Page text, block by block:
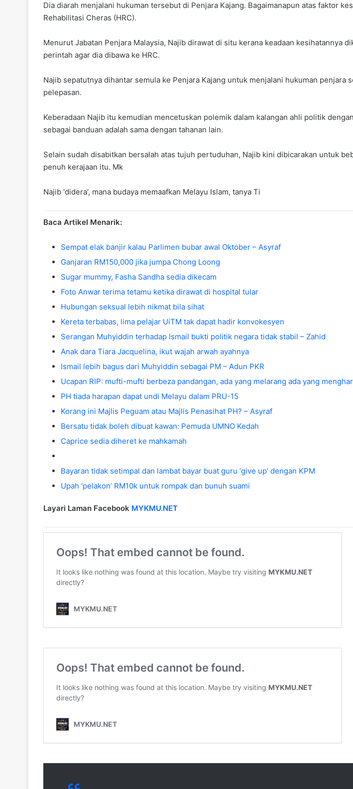
Dia diarah menjalani hukuman tersebut di Penjara Kajang. Bagaimanapun atas faktor
Rehabilitasi Cheras (HRC).
Menurut Jabatan Penjara Malaysia, Najib dirawat di situ kerana keadaan kesihatannya
perintah agar dia dibawa ke HRC.
Najib sepatutnya dihantar semula ke Penjara Kajang untuk menjalani hukuman penjara
pelepasan.
Keberadaan Najib itu kemudian mencetuskan polemik dalam kalangan ahli politik
sebagai banduan adalah sama dengan tahanan lain.
Selain sudah disabitkan bersalah atas tujuh pertuduhan, Najib kini dibicarakan untuk
penuh kerajaan itu. Mk
Najib ‘didera’, mana budaya memaafkan Melayu Islam, tanya Ti
Baca Artikel Menarik:
Sempat elak banjir kalau Parlimen bubar awal Oktober – Asyraf
Ganjaran RM150,000 jika jumpa Chong Loong
Sugar mummy, Fasha Sandha sedia dikecam
Foto Anwar terima tetamu ketika dirawat di hospital tular
Hubungan seksual lebih nikmat bila sihat
Kereta terbabas, lima pelajar UiTM tak dapat hadir konvokesyen
Serangan Muhyiddin terhadap Ismail bukti politik negara tidak stabil – Zahid
Anak dara Tiara Jacquelina, ikut wajah arwah ayahnya
Ismail lebih bagus dari Muhyiddin sebagai PM – Adun PKR
Ucapan RIP: mufti-mufti berbeza pandangan, ada yang melarang ada yang
PH tiada harapan dapat undi Melayu dalam PRU-15
Korang ini Majlis Peguam atau Majlis Penasihat PH? – Asyraf
Bersatu tidak boleh dibuat kawan: Pemuda UMNO Kedah
Caprice sedia diheret ke mahkamah
Bayaran tidak setimpal dan lambat bayar buat guru ‘give up’ dengan KPM
Upah ‘pelakon’ RM10k untuk rompak dan bunuh suami
Layari Laman Facebook MYKMU.NET